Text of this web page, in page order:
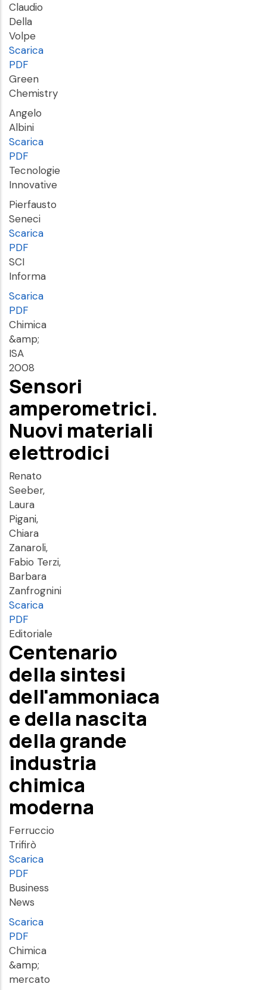
Claudio
Della
Volpe
Scarica
PDF
Green
Chemistry
Angelo
Albini
Scarica
PDF
Tecnologie
Innovative
Pierfausto
Seneci
Scarica
PDF
SCI
Informa
Scarica
PDF
Chimica
&amp;
ISA
2008
Sensori
amperometrici.
Nuovi materiali
elettrodici
Renato
Seeber,
Laura
Pigani,
Chiara
Zanaroli,
Fabio Terzi,
Barbara
Zanfrognini
Scarica
PDF
Editoriale
Centenario
della sintesi
dell'ammoniaca
e della nascita
della grande
industria
chimica
moderna
Ferruccio
Trifirò
Scarica
PDF
Business
News
Scarica
PDF
Chimica
&amp;
mercato